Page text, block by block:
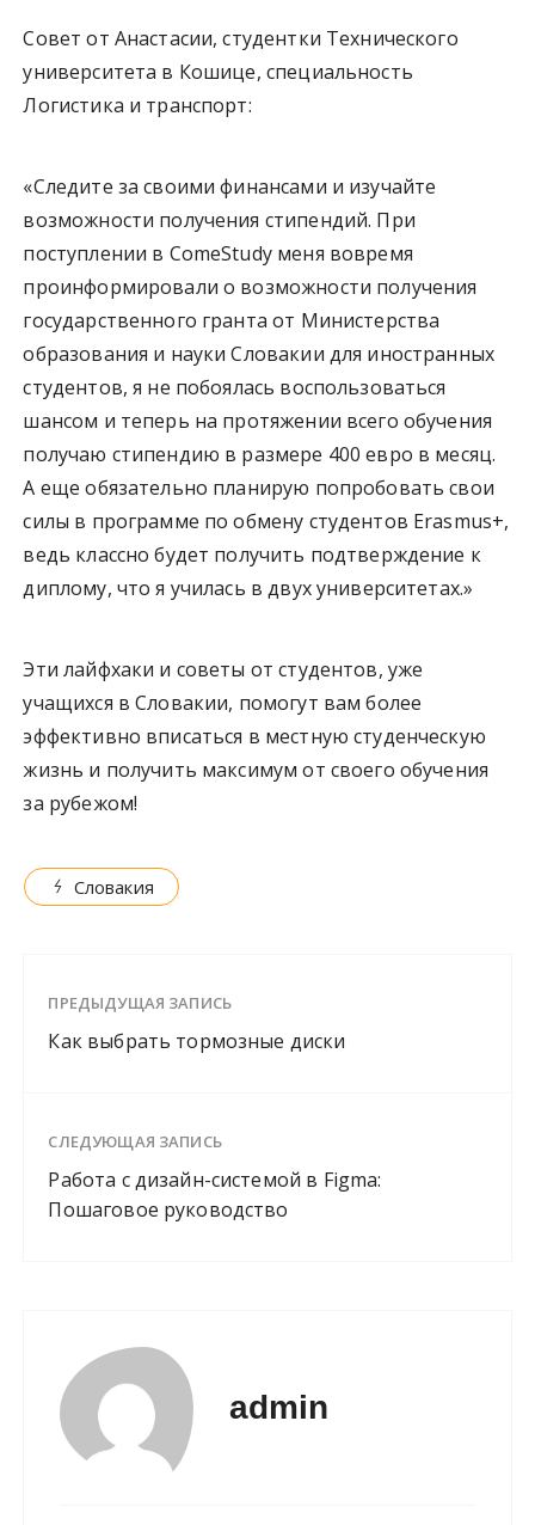
Совет от Анастасии, студентки Технического
университета в Кошице, специальность
Логистика и транспорт:
«Следите за своими финансами и изучайте
возможности получения стипендий. При
поступлении в ComeStudy меня вовремя
проинформировали о возможности получения
государственного гранта от Министерства
образования и науки Словакии для иностранных
студентов, я не побоялась воспользоваться
шансом и теперь на протяжении всего обучения
получаю стипендию в размере 400 евро в месяц.
А еще обязательно планирую попробовать свои
силы в программе по обмену студентов Erasmus+,
ведь классно будет получить подтверждение к
диплому, что я училась в двух университетах.»
Эти лайфхаки и советы от студентов, уже
учащихся в Словакии, помогут вам более
эффективно вписаться в местную студенческую
жизнь и получить максимум от своего обучения
за рубежом!
Словакия
ПРЕДЫДУЩАЯ ЗАПИСЬ
Как выбрать тормозные диски
СЛЕДУЮЩАЯ ЗАПИСЬ
Работа с дизайн-системой в Figma:
Пошаговое руководство
admin